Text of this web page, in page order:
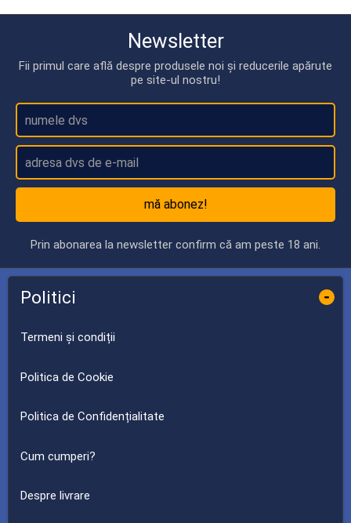
Newsletter
Fii primul care află despre produsele noi și reducerile apărute
pe site-ul nostru!
mă abonez!
Prin abonarea la newsletter confirm că am peste 18 ani.
Politici -
Termeni și condiții
Politica de Cookie
Politica de Confidențialitate
Cum cumperi?
Despre livrare